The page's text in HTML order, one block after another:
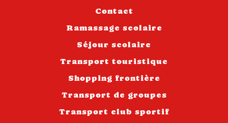
Contact
Ramassage scolaire
Séjour scolaire
Transport touristique
Shopping frontière
Transport de groupes
Transport club sportif